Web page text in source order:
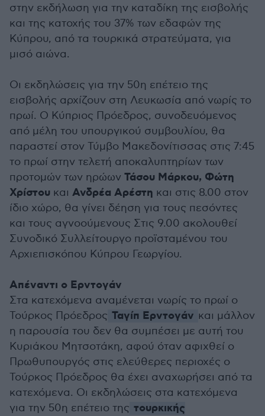
στην εκδήλωση για την καταδίκη της εισβολής
και της κατοχής του 37% των εδαφών της
Κύπρου, από τα τουρκικά στρατεύματα, για
μισό αιώνα.
Οι εκδηλώσεις για την 50η επέτειο της
εισβολής αρχίζουν στη Λευκωσία από νωρίς το
πρωί. Ο Κύπριος Πρόεδρος, συνοδευόμενος
από μέλη του υπουργικού συμβουλίου, θα
παραστεί στον Τύμβο Μακεδονίτισσας στις 7:45
το πρωί στην τελετή αποκαλυπτηρίων των
προτομών των ηρώων Τάσου Μάρκου, Φώτη
Χρίστου και Ανδρέα Αρέστη και στις 8.00 στον
ίδιο χώρο, θα γίνει δέηση για τους πεσόντες
και τους αγνοούμενους Στις 9.00 ακολουθεί
Συνοδικό Συλλείτουργο προϊσταμένου του
Αρχιεπισκόπου Κύπρου Γεωργίου.
Απέναντι ο Ερντογάν
Στα κατεχόμενα αναμένεται νωρίς το πρωί ο
Τούρκος Πρόεδρος Ταγίπ Ερντογάν και μάλλον
η παρουσία του δεν θα συμπέσει με αυτή του
Κυριάκου Μητσοτάκη, αφού όταν αφιχθεί ο
Πρωθυπουργός στις ελεύθερες περιοχές ο
Τούρκος Πρόεδρος θα έχει αναχωρήσει από τα
κατεχόμενα. Οι εκδηλώσεις στα κατεχόμενα
για την 50η επέτειο της τουρκικής